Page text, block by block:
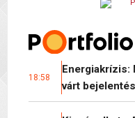
18:58
Energiakrízis:
várt